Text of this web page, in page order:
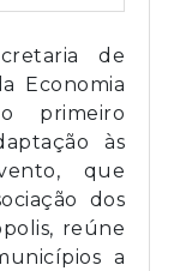
de
Economia
primeiro
às
que
dos
reúne
a